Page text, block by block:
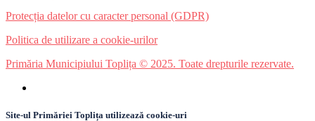
Protecția datelor cu caracter personal (GDPR)
Politica de utilizare a cookie-urilor
Primăria Municipiului Toplița © 2025. Toate drepturile rezervate.
Site-ul Primăriei Toplița utilizează cookie-uri